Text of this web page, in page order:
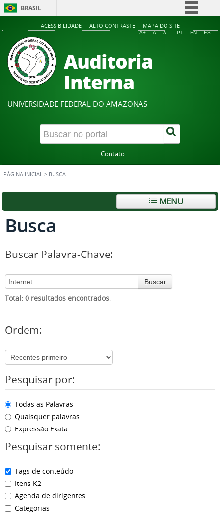
BRASIL
Simplifique!
Acesso à informação
Canais
ACESSIBILIDADE ALTO CONTRASTE MAPA DO SITE
A+ A A- PT EN ES
Auditoria
Interna
UNIVERSIDADE FEDERAL DO AMAZONAS
Contato
PÁGINA INICIAL > BUSCA
MENU
Busca
Buscar Palavra-Chave:
Buscar
Total: 0 resultados encontrados.
Ordem:
Pesquisar por:
Todas as Palavras
Quaisquer palavras
Expressão Exata
Pesquisar somente:
Tags de conteúdo
Itens K2
Agenda de dirigentes
Categorias